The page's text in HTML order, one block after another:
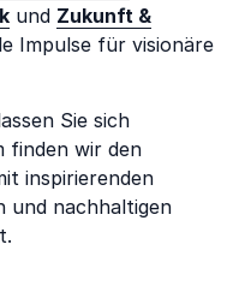
und Zukunft &
Impulse für visionäre
Sie sich
finden wir den
inspirierenden
und nachhaltigen